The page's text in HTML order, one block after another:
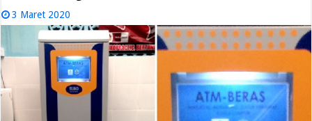
3 Maret 2020